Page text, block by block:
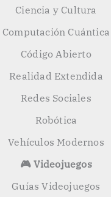
Ciencia y Cultura
Computación Cuántica
Código Abierto
Realidad Extendida
Redes Sociales
Robótica
Vehículos Modernos
🎮 Videojuegos
Guías Videojuegos